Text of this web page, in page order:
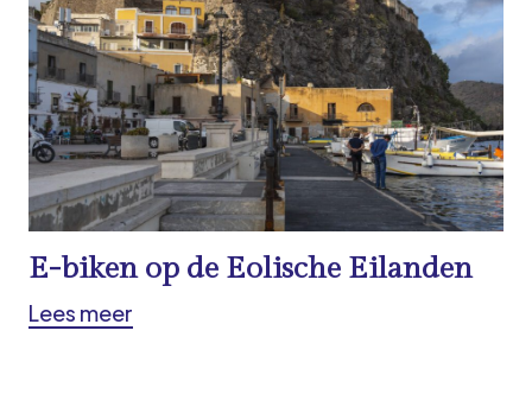
E-biken op de Eolische Eilanden
Lees meer